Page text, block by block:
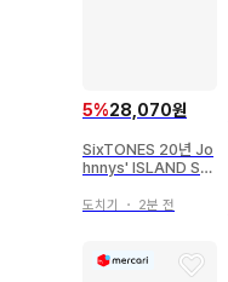
5%28,070원
SixTONES 20년 Jo
hnnys' ISLAND ST
오프 샷 타카치 유고
도치기 ・ 2분 전